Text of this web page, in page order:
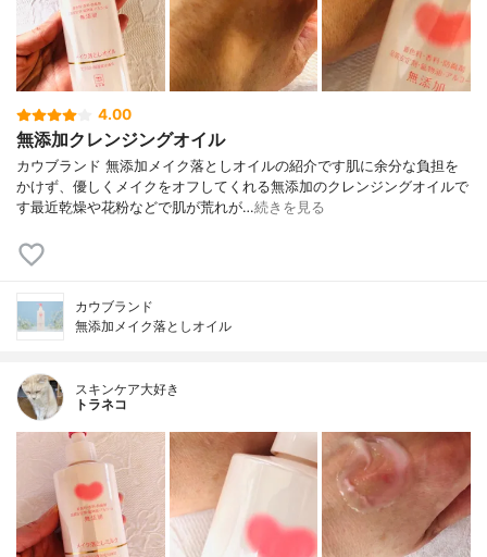
4.00
無添加クレンジングオイル
カウブランド 無添加メイク落としオイルの紹介です肌に余分な負担を
かけず、優しくメイクをオフしてくれる無添加のクレンジングオイルで
す最近乾燥や花粉などで肌が荒れが…続きを見る
カウブランド
無添加メイク落としオイル
スキンケア大好き
トラネコ